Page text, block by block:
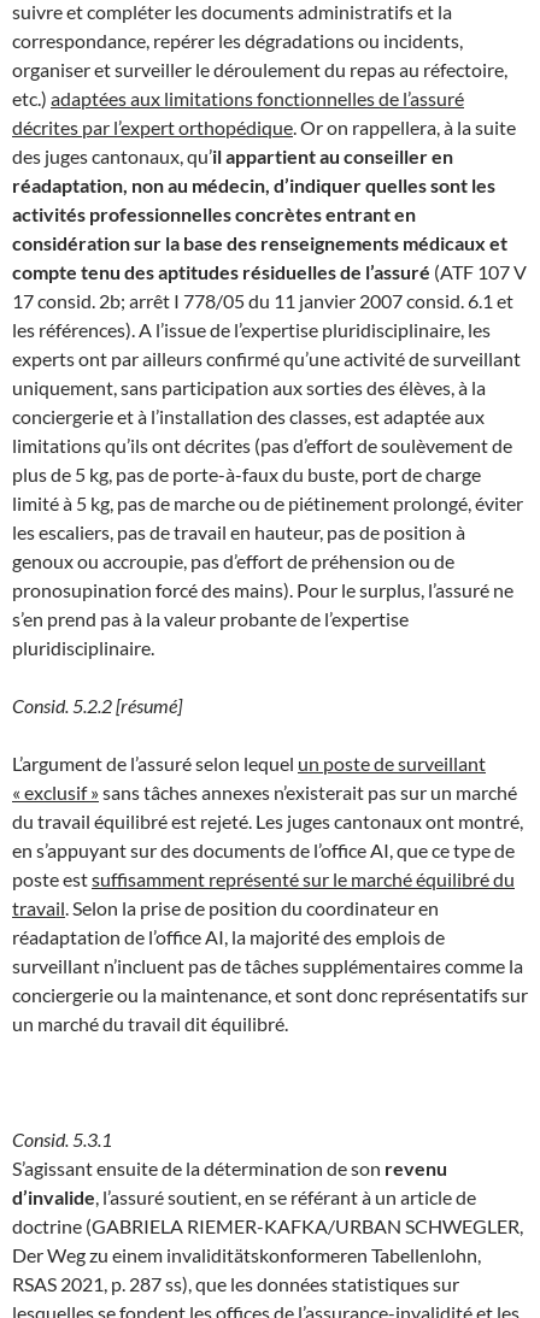
suivre et compléter les documents administratifs et la
correspondance, repérer les dégradations ou incidents,
organiser et surveiller le déroulement du repas au réfectoire,
etc.) adaptées aux limitations fonctionnelles de l’assuré
décrites par l’expert orthopédique . Or on rappellera, à la suite
des juges cantonaux, qu’il appartient au conseiller en
réadaptation, non au médecin, d’indiquer quelles sont les
activités professionnelles concrètes entrant en
considération sur la base des renseignements médicaux et
compte tenu des aptitudes résiduelles de l’assuré (ATF 107 V
17 consid. 2b; arrêt I 778/05 du 11 janvier 2007 consid. 6.1 et
les références). A l’issue de l’expertise pluridisciplinaire, les
experts ont par ailleurs confirmé qu’une activité de surveillant
uniquement, sans participation aux sorties des élèves, à la
conciergerie et à l’installation des classes, est adaptée aux
limitations qu’ils ont décrites (pas d’effort de soulèvement de
plus de 5 kg, pas de porte-à-faux du buste, port de charge
limité à 5 kg, pas de marche ou de piétinement prolongé, éviter
les escaliers, pas de travail en hauteur, pas de position à
genoux ou accroupie, pas d’effort de préhension ou de
pronosupination forcé des mains). Pour le surplus, l’assuré ne
s’en prend pas à la valeur probante de l’expertise
pluridisciplinaire.
Consid. 5.2.2 [résumé]
L’argument de l’assuré selon lequel un poste de surveillant
« exclusif »sans tâches annexes n’existerait pas sur un marché
du travail équilibré est rejeté. Les juges cantonaux ont montré,
en s’appuyant sur des documents de l’office AI, que ce type de
poste estsuffisamment représenté sur le marché équilibré du
travail . Selon la prise de position du coordinateur en
réadaptation de l’office AI, la majorité des emplois de
surveillant n’incluent pas de tâches supplémentaires comme la
conciergerie ou la maintenance, et sont donc représentatifs sur
un marché du travail dit équilibré.
Consid. 5.3.1
S’agissant ensuite de la détermination de son revenu
d’invalide , l’assuré soutient, en se référant à un article de
doctrine (GABRIELA RIEMER-KAFKA/URBAN SCHWEGLER,
Der Weg zu einem invaliditätskonformeren Tabellenlohn,
RSAS 2021, p. 287 ss), que les données statistiques sur
lesquelles se fondent les offices de l’assurance-invalidité et les